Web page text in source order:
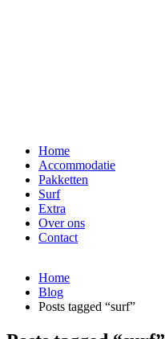
Home
Accommodatie
Pakketten
Surf
Extra
Over ons
Contact
Home
Blog
Posts tagged “surf”